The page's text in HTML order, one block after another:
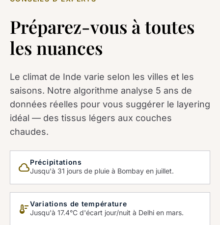
Préparez-vous à toutes
les nuances
Le climat de Inde varie selon les villes et les
saisons. Notre algorithme analyse 5 ans de
données réelles pour vous suggérer le layering
idéal — des tissus légers aux couches
chaudes.
cloud_queuePrécipitations
Jusqu'à 31 jours de pluie à Bombay en juillet.
thermostatVariations de température
Jusqu'à 17.4°C d'écart jour/nuit à Delhi en mars.